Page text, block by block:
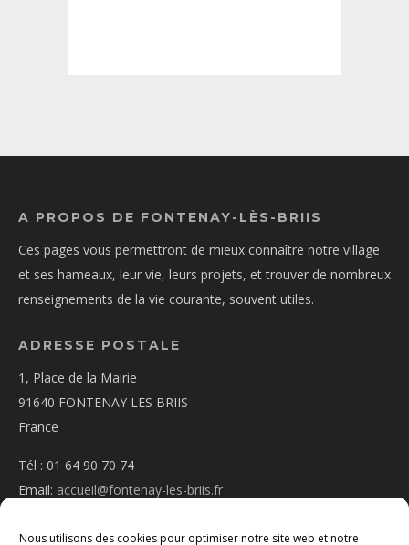
Nous utilisons des cookies pour optimiser notre site web et notre
A PROPOS DE FONTENAY-LÈS-BRIIS
Ces pages vous permettront de mieux connaître notre village
et ses hameaux, leur vie, leurs projets, et trouver de nombreux
renseignements de la vie courante, souvent utiles.
ADRESSE POSTALE
1, Place de la Mairie
91640 FONTENAY LES BRIIS
France
Tél : 01 64 90 70 74
Email: accueil@fontenay-les-briis.fr